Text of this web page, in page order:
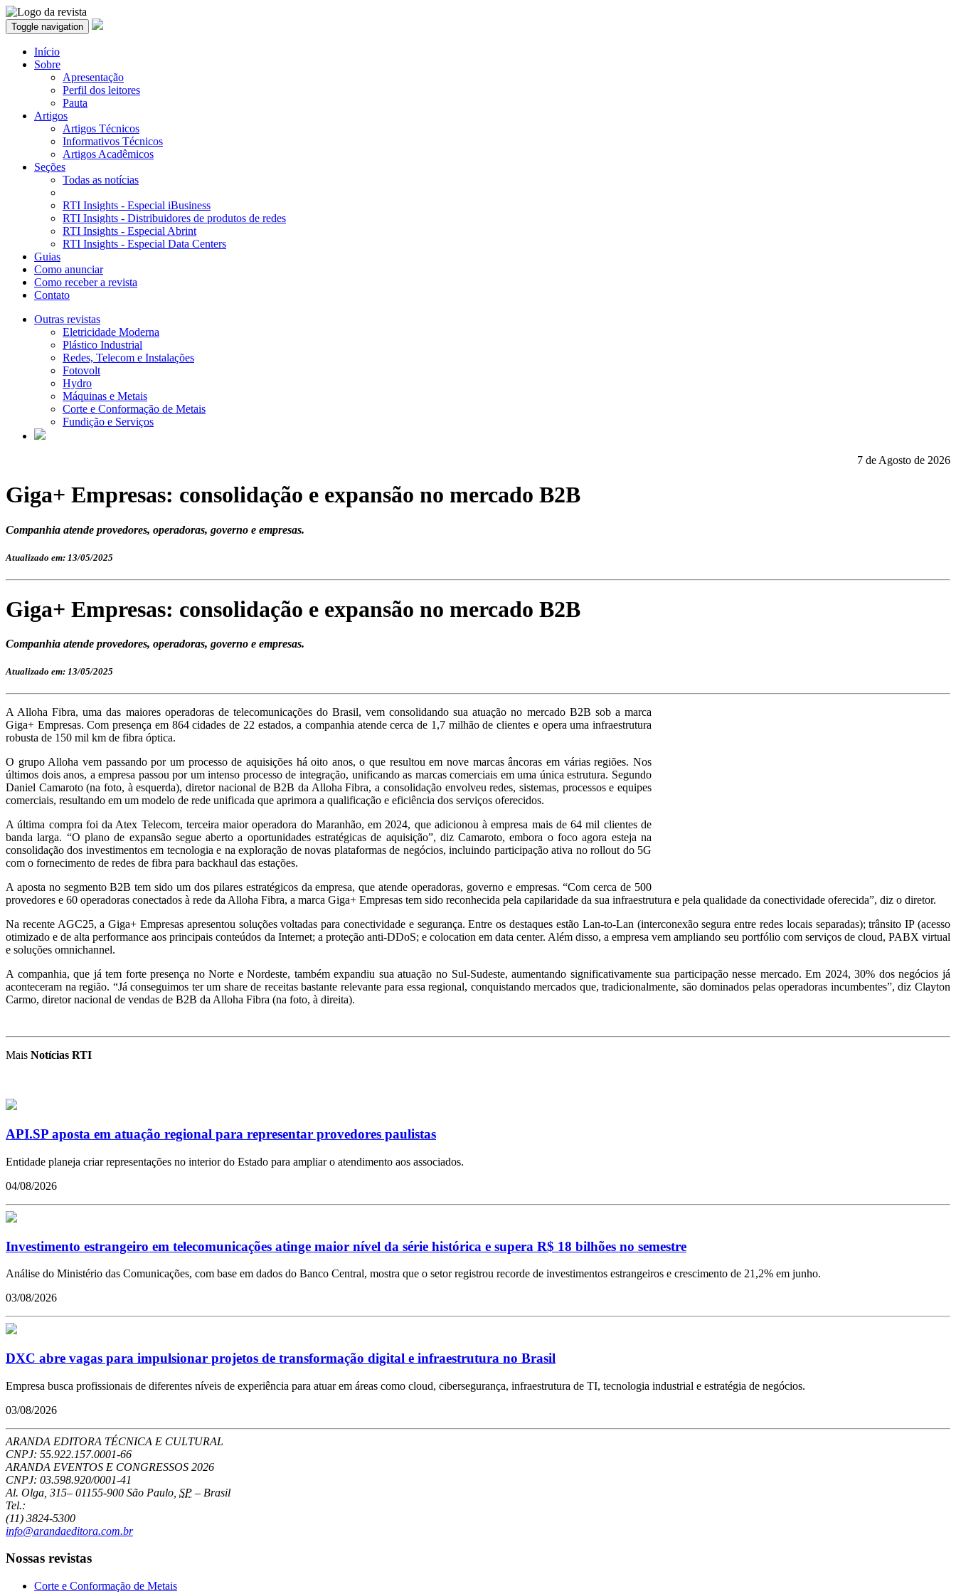
Toggle navigation
Início
Sobre
Apresentação
Perfil dos leitores
Pauta
Artigos
Artigos Técnicos
Informativos Técnicos
Artigos Acadêmicos
Seções
Todas as notícias
RTI Insights - Especial iBusiness
RTI Insights - Distribuidores de produtos de redes
RTI Insights - Especial Abrint
RTI Insights - Especial Data Centers
Guias
Como anunciar
Como receber a revista
Contato
Outras revistas
Eletricidade Moderna
Plástico Industrial
Redes, Telecom e Instalações
Fotovolt
Hydro
Máquinas e Metais
Corte e Conformação de Metais
Fundição e Serviços
7 de Agosto de 2026
Giga+ Empresas: consolidação e expansão no mercado B2B
Companhia atende provedores, operadoras, governo e empresas.
Atualizado em: 13/05/2025
Giga+ Empresas: consolidação e expansão no mercado B2B
Companhia atende provedores, operadoras, governo e empresas.
Atualizado em: 13/05/2025
A Alloha Fibra, uma das maiores operadoras de telecomunicações do Brasil, vem consolidando sua atuação no mercado B2B sob a marca
Giga+ Empresas. Com presença em 864 cidades de 22 estados, a companhia atende cerca de 1,7 milhão de clientes e opera uma infraestrutura
robusta de 150 mil km de fibra óptica.
O grupo Alloha vem passando por um processo de aquisições há oito anos, o que resultou em nove marcas âncoras em várias regiões. Nos
últimos dois anos, a empresa passou por um intenso processo de integração, unificando as marcas comerciais em uma única estrutura. Segundo
Daniel Camaroto (na foto, à esquerda), diretor nacional de B2B da Alloha Fibra, a consolidação envolveu redes, sistemas, processos e equipes
comerciais, resultando em um modelo de rede unificada que aprimora a qualificação e eficiência dos serviços oferecidos.
A última compra foi da Atex Telecom, terceira maior operadora do Maranhão, em 2024, que adicionou à empresa mais de 64 mil clientes de
banda larga. “O plano de expansão segue aberto a oportunidades estratégicas de aquisição”, diz Camaroto, embora o foco agora esteja na
consolidação dos investimentos em tecnologia e na exploração de novas plataformas de negócios, incluindo participação ativa no rollout do 5G
com o fornecimento de redes de fibra para backhaul das estações.
A aposta no segmento B2B tem sido um dos pilares estratégicos da empresa, que atende operadoras, governo e empresas. “Com cerca de 500
provedores e 60 operadoras conectados à rede da Alloha Fibra, a marca Giga+ Empresas tem sido reconhecida pela capilaridade da sua infraestrutura e pela qualidade da conectividade oferecida”, diz o diretor.
Na recente AGC25, a Giga+ Empresas apresentou soluções voltadas para conectividade e segurança. Entre os destaques estão Lan-to-Lan (interconexão segura entre redes locais separadas); trânsito IP (acesso
otimizado e de alta performance aos principais conteúdos da Internet; a proteção anti-DDoS; e colocation em data center. Além disso, a empresa vem ampliando seu portfólio com serviços de cloud, PABX virtual
e soluções omnichannel.
A companhia, que já tem forte presença no Norte e Nordeste, também expandiu sua atuação no Sul-Sudeste, aumentando significativamente sua participação nesse mercado. Em 2024, 30% dos negócios já
aconteceram na região. “Já conseguimos ter um share de receitas bastante relevante para essa regional, conquistando mercados que, tradicionalmente, são dominados pelas operadoras incumbentes”, diz Clayton
Carmo, diretor nacional de vendas de B2B da Alloha Fibra (na foto, à direita).
Mais Notícias RTI
API.SP aposta em atuação regional para representar provedores paulistas
Entidade planeja criar representações no interior do Estado para ampliar o atendimento aos associados.
04/08/2026
Investimento estrangeiro em telecomunicações atinge maior nível da série histórica e supera R$ 18 bilhões no semestre
Análise do Ministério das Comunicações, com base em dados do Banco Central, mostra que o setor registrou recorde de investimentos estrangeiros e crescimento de 21,2% em junho.
03/08/2026
DXC abre vagas para impulsionar projetos de transformação digital e infraestrutura no Brasil
Empresa busca profissionais de diferentes níveis de experiência para atuar em áreas como cloud, cibersegurança, infraestrutura de TI, tecnologia industrial e estratégia de negócios.
03/08/2026
ARANDA EDITORA TÉCNICA E CULTURAL
CNPJ: 55.922.157.0001-66
ARANDA EVENTOS E CONGRESSOS 2026
CNPJ: 03.598.920/0001-41
Al. Olga, 315– 01155-900 São Paulo SP – Brasil
Tel.:
(11) 3824-5300
info@arandaeditora.com.br
Nossas revistas
Corte e Conformação de Metais